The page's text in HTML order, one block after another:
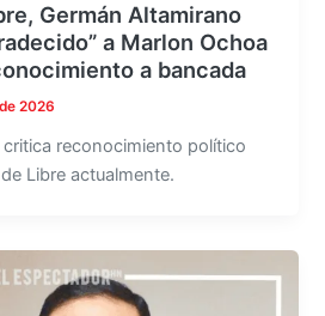
Germán Altamirano
a Marlon Ochoa
a bancada
2026
reconocimiento político
Libre actualmente.